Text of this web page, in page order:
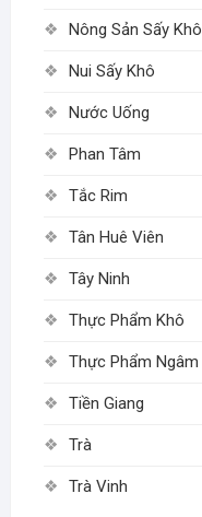
Nông Sản Sấy Khô
Nui Sấy Khô
Nước Uống
Phan Tâm
Tắc Rim
Tân Huê Viên
Tây Ninh
Thực Phẩm Khô
Thực Phẩm Ngâm
Tiền Giang
Trà
Trà Vinh